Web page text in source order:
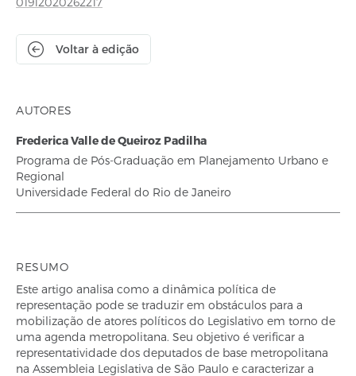
Voltar à edição
AUTORES
Frederica Valle de Queiroz Padilha
Programa de Pós-Graduação em Planejamento Urbano e
Regional
Universidade Federal do Rio de Janeiro
RESUMO
Este artigo analisa como a dinâmica política de
representação pode se traduzir em obstáculos para a
mobilização de atores políticos do Legislativo em torno de
uma agenda metropolitana. Seu objetivo é verificar a
representatividade dos deputados de base metropolitana
na Assembleia Legislativa de São Paulo e caracterizar a